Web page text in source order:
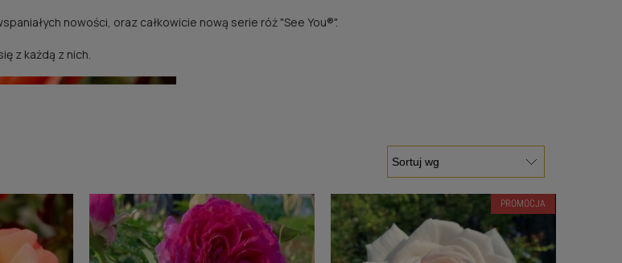
nowości, oraz całkowicie nową serie róż "See You®".
z każdą z nich.
PROMOCJA